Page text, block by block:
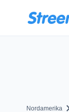
Nordamerika